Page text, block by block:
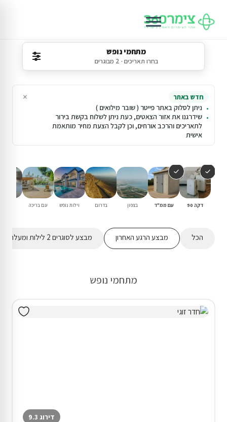
מתחמי נופש
בחרו תאריכים · 2 מבוגרים
חדש באתר
ניתן לסלוק באתר פייטר ( שובר מילואים )
שידרגנו את אזור הצאטים, כעת ניתן לשלוח בקשת בירור
לתאריכים והרכב אורחים, וכן לקבל הצעת מחיר מותאמת
אישית
×
דקה 90 עם ממ"ד בצפון בדרום וילות נופש עם בריכה
הכל מבצע הרגע האחרון מבצע לסוגרים 2 לילות ומעלה
מתחמי נופש
דירוג 9.3